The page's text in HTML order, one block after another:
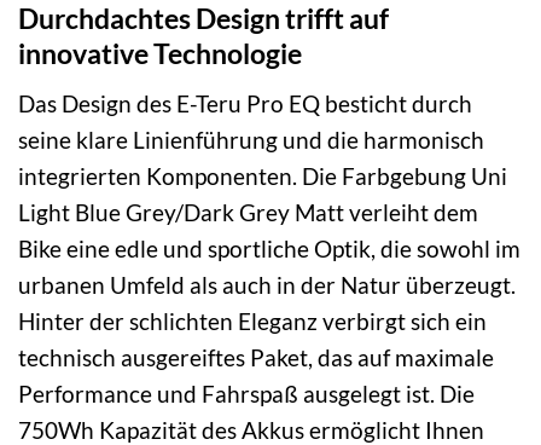
Durchdachtes Design trifft auf
innovative Technologie
Das Design des E-Teru Pro EQ besticht durch
seine klare Linienführung und die harmonisch
integrierten Komponenten. Die Farbgebung Uni
Light Blue Grey/Dark Grey Matt verleiht dem
Bike eine edle und sportliche Optik, die sowohl im
urbanen Umfeld als auch in der Natur überzeugt.
Hinter der schlichten Eleganz verbirgt sich ein
technisch ausgereiftes Paket, das auf maximale
Performance und Fahrspaß ausgelegt ist. Die
750Wh Kapazität des Akkus ermöglicht Ihnen